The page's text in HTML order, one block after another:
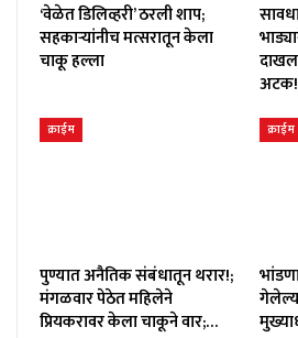
‘वेळेत डिलिव्हरी’ ठरली शाप;
सहकाऱ्यांनीच मत्सरातून केला
चाकू हल्ला
अटक!
क्राईम
पुण्यात अनैतिक संबंधातून थरार!;
मंगळवार पेठेत महिलेने
प्रियकरावर केला चाकूने वार;…
क्राईम